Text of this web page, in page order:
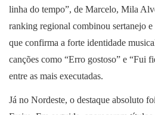
linha do tempo”, de Marcelo, Mila
ranking regional combinou sertanejo
que confirma a forte identidade
canções como “Erro gostoso” e “Fui
entre as mais executadas.
Já no Nordeste, o destaque absoluto